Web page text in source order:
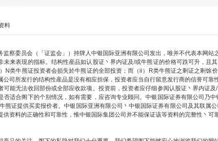
料
监察委员会（「证监会」）持牌人中银国际亚洲有限公司发出，唯并不代表本网
未来表现的指标。结构性産品如认股证丶界内证及/或牛熊证的价格可跌可升，
N类牛熊证投资者会损失於牛熊证的全部投资；而（ii）R类牛熊证之剩证之剩
公司所发行的结构性産品是没有相应担保，投资者应当自行留意发行商的信誉可
可能无法收回部份或全部应收款项。投资前，投资者应仔细参阅认股证丶界内
否适合阁下的个别情况，如有需要，应咨询专业顾问。中银国际证券有限公司
熊证提供买卖报价者。中银国际亚洲有限公司丶中银国际证券有限公司及其联
供资料的正确性和可靠性，惟中银国际集团公司并不能保证该等资料的完整性丶